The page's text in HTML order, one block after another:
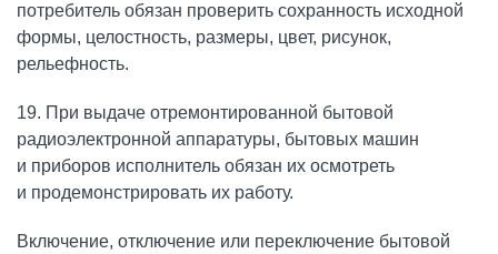
потребитель обязан проверить сохранность исходной
формы, целостность, размеры, цвет, рисунок,
рельефность.
19. При выдаче отремонтированной бытовой
радиоэлектронной аппаратуры, бытовых машин
и приборов исполнитель обязан их осмотреть
и продемонстрировать их работу.
Включение, отключение или переключение бытовой